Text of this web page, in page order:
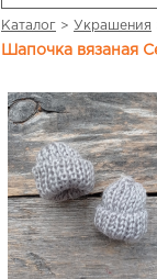
Каталог > Украшения
Шапочка вязаная